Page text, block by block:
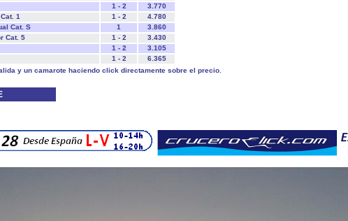
1 - 2
3.770
1
1 - 2
4.780
Cat. S
1
3.860
Cat. 5
1 - 2
3.430
1 - 2
3.105
1 - 2
6.365
y un camarote haciendo click directamente sobre el precio.